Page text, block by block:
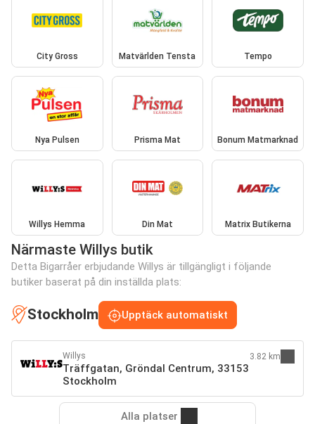
City Gross Matvärlden Tensta Tempo
Nya Pulsen Prisma Mat Bonum Matmarknad
Willys Hemma Din Mat Matrix Butikerna
Närmaste Willys butik
Detta Bigarråer erbjudande Willys är tillgängligt i följande
butiker baserat på din inställda plats:
Stockholm Upptäck automatiskt
Willys
Träffgatan, Gröndal Centrum, 33153
Stockholm
3.82 km
Alla platser